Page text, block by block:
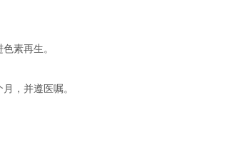
素再生。
，并遵医嘱。